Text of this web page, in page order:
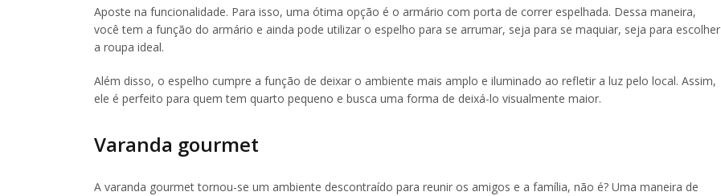
Aposte na funcionalidade. Para isso, uma ótima opção é o armário com porta de correr espelhada. Dessa maneira,
você tem a função do armário e ainda pode utilizar o espelho para se arrumar, seja para se maquiar, seja para escolher
a roupa ideal.
Além disso, o espelho cumpre a função de deixar o ambiente mais amplo e iluminado ao refletir a luz pelo local. Assim,
ele é perfeito para quem tem quarto pequeno e busca uma forma de deixá-lo visualmente maior.
Varanda gourmet
A varanda gourmet tornou-se um ambiente descontraído para reunir os amigos e a família, não é? Uma maneira de